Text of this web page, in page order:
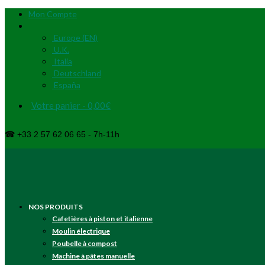
Mon Compte
Europe (EN)
U.K.
Italia
Deutschland
España
Votre panier - 0,00€
☎ +33 2 57 62 06 65 - 7h-11h
NOS PRODUITS
Cafetières à piston et italienne
Moulin électrique
Poubelle à compost
Machine à pâtes manuelle